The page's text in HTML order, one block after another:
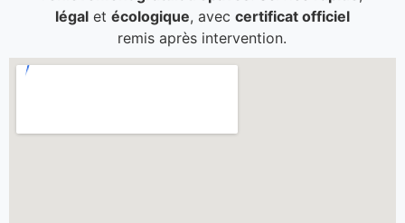
légalet écologique, avec certificat officiel
remis après intervention.